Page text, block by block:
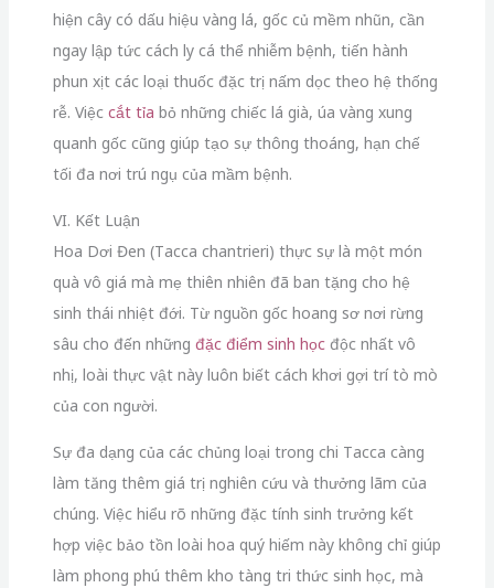
hiện cây có dấu hiệu vàng lá, gốc củ mềm nhũn, cần
ngay lập tức cách ly cá thể nhiễm bệnh, tiến hành
phun xịt các loại thuốc đặc trị nấm dọc theo hệ thống
rễ. Việc cắt tỉa bỏ những chiếc lá già, úa vàng xung
quanh gốc cũng giúp tạo sự thông thoáng, hạn chế
tối đa nơi trú ngụ của mầm bệnh.
VI. Kết Luận
Hoa Dơi Đen (Tacca chantrieri) thực sự là một món
quà vô giá mà mẹ thiên nhiên đã ban tặng cho hệ
sinh thái nhiệt đới. Từ nguồn gốc hoang sơ nơi rừng
sâu cho đến những đặc điểm sinh họcđộc nhất vô
nhị, loài thực vật này luôn biết cách khơi gợi trí tò mò
của con người.
Sự đa dạng của các chủng loại trong chi Tacca càng
làm tăng thêm giá trị nghiên cứu và thưởng lãm của
chúng. Việc hiểu rõ những đặc tính sinh trưởng kết
hợp việc bảo tồn loài hoa quý hiếm này không chỉ giúp
làm phong phú thêm kho tàng tri thức sinh học, mà